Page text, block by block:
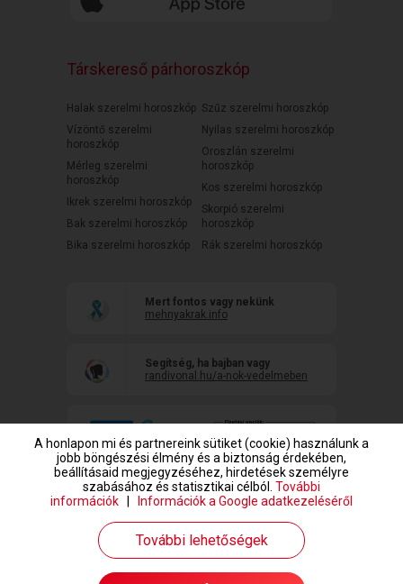
Társkereső párhoroszkóp
Halak szerelmi horoszkóp
Vízöntő szerelmi
horoszkóp
Mérleg szerelmi
horoszkóp
Ikrek szerelmi horoszkóp
Bak szerelmi horoszkóp
Bika szerelmi horoszkóp
Szűz szerelmi horoszkóp
Nyilas szerelmi horoszkóp
Oroszlán szerelmi
horoszkóp
Kos szerelmi horoszkóp
Skorpió szerelmi
horoszkóp
Rák szerelmi horoszkóp
Mert fontos vagy nekünk
mehnyakrak.info
Segítség, ha bajban vagy
randivonal.hu/a-nok-vedelmeben
www.randivonal.hu © Copyright 1999-2026 Dating Central Europe Zrt.
A honlapon mi és partnereink sütiket (cookie) használunk a
jobb böngészési élmény és a biztonság érdekében,
beállításaid megjegyzéséhez, hirdetések személyre
szabásához és statisztikai célból. További
információk
Információk a Google adatkezeléséről
További lehetőségek